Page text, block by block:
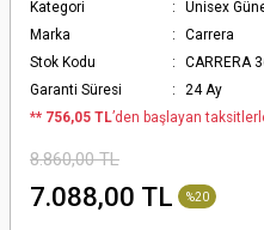
Kategori
Unisex
Marka
Carrera
Stok Kodu
CARRERA
Garanti Süresi
24 Ay
** 756,05 TL’den başlayan
8.860,00 TL
7.088,00 TL %20